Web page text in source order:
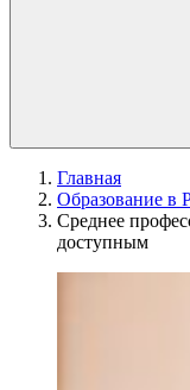
Главная
Образование в
Среднее
доступным